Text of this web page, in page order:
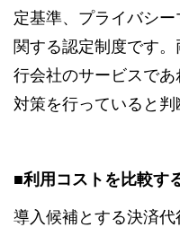
定基準、プライバシ
関する認定制度です
行会社のサービスで
対策を行っていると判
■利用コストを比較す
導入候補とする決済